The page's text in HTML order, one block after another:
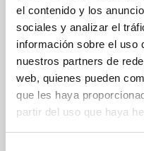
el contenido y los
sociales y analizar el
información sobre el uso
nuestros partners de
web, quienes pueden
que les haya
partir del uso que haya
La Clínica
centro veterinario